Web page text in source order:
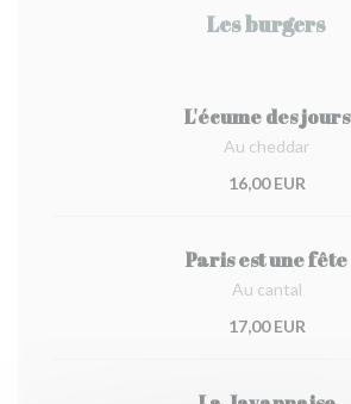
Les burgers
L'écume des jours
Au cheddar
16,00 EUR
Paris est une fête
Au cantal
17,00 EUR